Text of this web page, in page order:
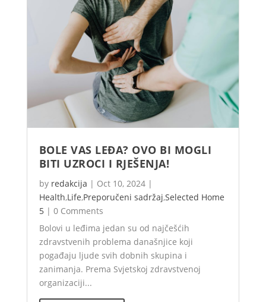
BOLE VAS LEĐA? OVO BI MOGLI
BITI UZROCI I RJEŠENJA!
by redakcija | Oct 10, 2024 |
Health,Life,Preporučeni sadržaj,Selected Home
5 | 0 Comments
Bolovi u leđima jedan su od najčešćih
zdravstvenih problema današnjice koji
pogađaju ljude svih dobnih skupina i
zanimanja. Prema Svjetskoj zdravstvenoj
organizaciji...